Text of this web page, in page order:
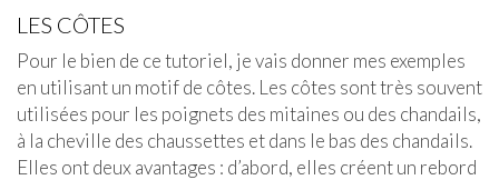
LES CÔTES
Pour le bien de ce tutoriel, je vais donner mes exemples
en utilisant un motif de côtes. Les côtes sont très souvent
utilisées pour les poignets des mitaines ou des chandails,
à la cheville des chaussettes et dans le bas des chandails.
Elles ont deux avantages : d’abord, elles créent un rebord